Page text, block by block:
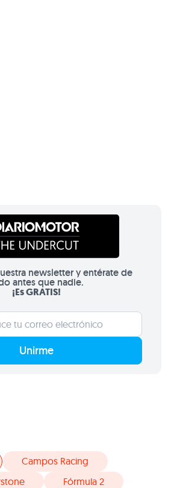
newsletter y entérate de
antes que nadie.
¡Es GRATIS!
Unirme
Campos Racing
Fórmula 2